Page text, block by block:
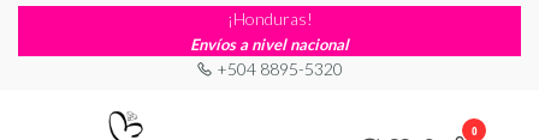
¡Honduras!
Envíos a nivel nacional
+504 8895-5320
0